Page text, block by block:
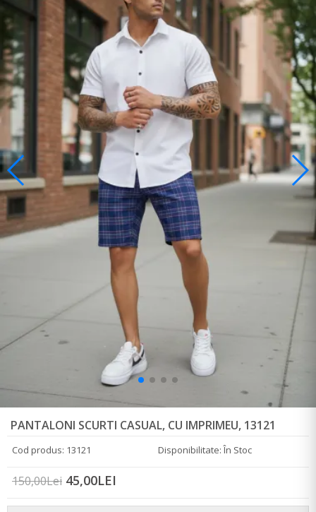
PANTALONI SCURTI CASUAL, CU IMPRIMEU, 13121
Cod produs: 13121 Disponibilitate: În Stoc
150,00Lei 45,00LEI